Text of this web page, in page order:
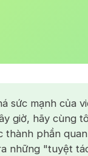
sức mạnh của
giờ, hãy cùng
thành phần
những "tuyệt